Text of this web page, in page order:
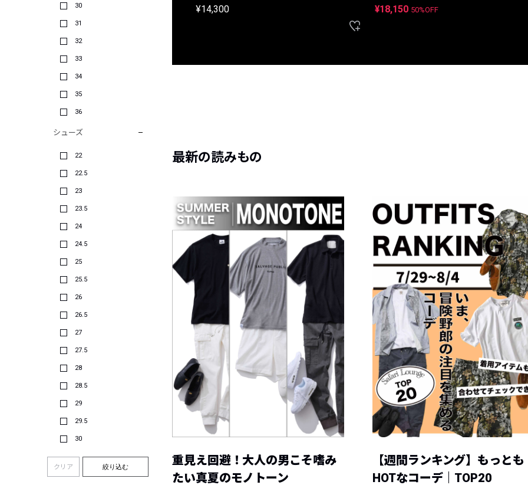
30
31
32
33
34
35
36
シューズ
22
22.5
23
23.5
24
24.5
25
25.5
26
26.5
27
27.5
28
28.5
29
29.5
30
クリア 絞り込む
¥14,300 ¥18,150 50%OFF
最新の読みもの
重見え回避！大人の男こそ嗜み
たい真夏のモノトーン
【週間ランキング】もっとも
HOTなコーデ｜TOP20